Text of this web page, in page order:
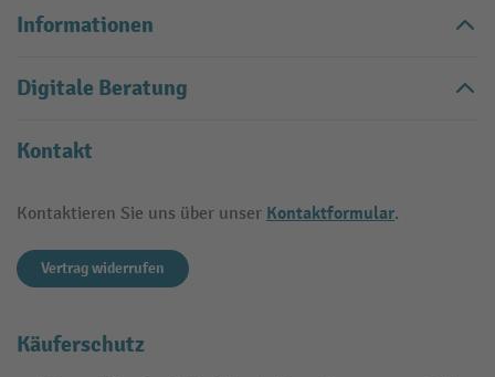
Informationen
Digitale Beratung
Kontakt
Kontaktieren Sie uns über unser Kontaktformular.
Vertrag widerrufen
Käuferschutz